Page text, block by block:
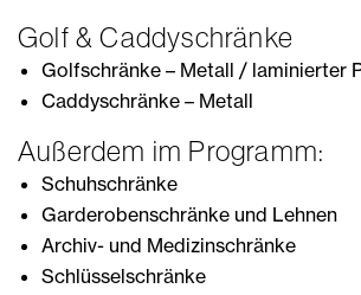
Golf & Caddyschränke
Golfschränke – Metall / laminierter
Caddyschränke – Metall
Außerdem im Programm:
Schuhschränke
Garderobenschränke und Lehnen
Archiv- und Medizinschränke
Schlüsselschränke